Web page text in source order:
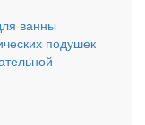
ванны
подушек